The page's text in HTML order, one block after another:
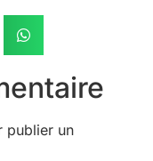
publier un